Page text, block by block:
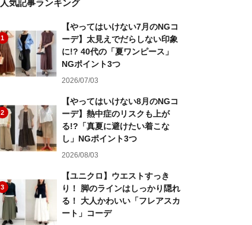
人気記事ランキング
1
【やってはいけない7月のNGコ
ーデ】太見えでだらしない印象
に!? 40代の「夏ワンピース」
NGポイント3つ
2026/07/03
2
【やってはいけない8月のNGコ
ーデ】熱中症のリスクも上が
る!?「真夏に避けたい着こな
し」NGポイント3つ
2026/08/03
3
【ユニクロ】ウエストすっき
り！ 脚のラインはしっかり隠れ
る！ 大人かわいい「フレアスカ
ート」コーデ